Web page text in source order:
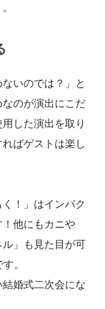
いのでは？」と
のが演出にこだ
した演出を取り
ばゲストは楽し
！」はインパク
！他にもカニや
」も見た目が可
。
婚式二次会にな